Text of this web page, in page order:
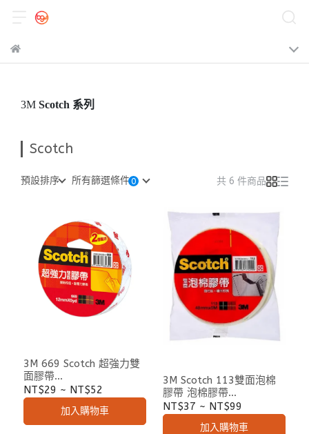
3M Scotch 系列
Scotch
預設排序 所有篩選條件 共 6 件商品
3M 669 Scotch 超強力雙
面膠帶
(24MM/12mm/18mmx5Y
D)
NT$29 ~ NT$52
加入購物車
3M Scotch 113雙面泡棉
膠帶 泡棉膠帶
12mm/18mm/24mm/48
mm
NT$37 ~ NT$99
加入購物車